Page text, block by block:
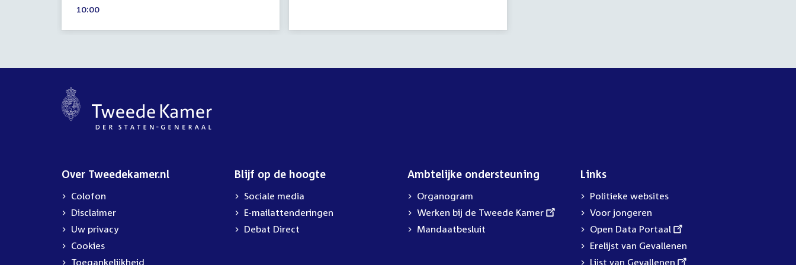
2026
Tijd
10:00
Over Tweedekamer.nl
Colofon
Disclaimer
Uw privacy
Cookies
Toegankelijkheid
Blijf op de hoogte
Sociale media
E-mailattenderingen
Debat Direct
Ambtelijke ondersteuning
Organogram
External
link:
Werken bij de Tweede Kamer
Mandaatbesluit
Links
Politieke websites
Voor jongeren
External
link:
Open Data Portaal
Erelijst van Gevallenen
External
Lijst van Gevallenen